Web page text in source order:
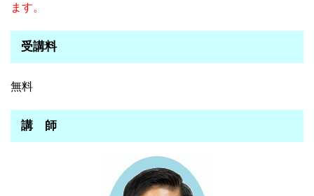
ます。
受講料
無料
講 師